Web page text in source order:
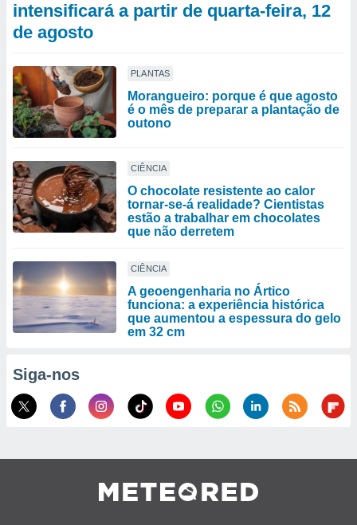
intensificará a partir de quarta-feira, 12
de agosto
PLANTAS
Morangueiro: porque é que agosto
é o mês de preparar a plantação de
outono
CIÊNCIA
O chocolate resistente ao calor
tornar-se-á realidade? Cientistas
estão a trabalhar em chocolates
que não derretem
CIÊNCIA
A geoengenharia no Ártico
funciona: a experiência histórica
que aumentou a espessura do gelo
em 32 cm
Siga-nos